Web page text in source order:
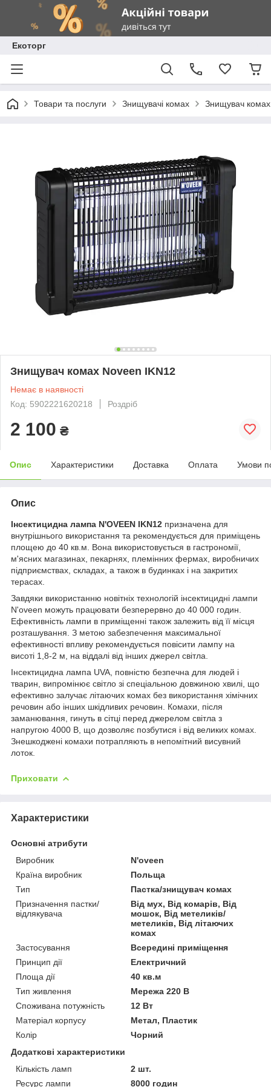
Екоторг
Товари та послуги Знищувачі комах Знищувач
Знищувач комах Noveen IKN12
Немає в наявності
Код: 5902221620218
Роздріб
2 100 ₴
Опис Характеристики Доставка Оплата Умови
Опис
Інсектицидна лампа N'OVEEN IKN12 призначена для
внутрішнього використання та рекомендується для приміщень
площею до 40 кв.м. Вона використовується в гастрономії,
м'ясних магазинах, пекарнях, племінних фермах, виробничих
підприємствах, складах, а також в будинках і на закритих
терасах.
Завдяки використанню новітніх технологій інсектицидні лампи
N'oveen можуть працювати безперервно до 40 000 годин.
Ефективність лампи в приміщенні також залежить від її місця
розташування. З метою забезпечення максимальної
ефективності впливу рекомендується повісити лампу на
висоті 1,8-2 м, на віддалі від інших джерел світла.
Інсектицидна лампа UVA, повністю безпечна для людей і
тварин, випромінює світло зі спеціальною довжиною хвилі, що
ефективно залучає літаючих комах без використання хімічних
речовин або інших шкідливих речовин. Комахи, після
заманювання, гинуть в сітці перед джерелом світла з
напругою 4000 В, що дозволяє позбутися і від великих комах.
Знешкоджені комахи потрапляють в непомітний висувний
лоток.
Приховати
Характеристики
Основні атрибути
Виробник
N'oveen
Країна виробник
Польща
Тип
Пастка/знищувач комах
Призначення пастки/
відлякувача
Від мух, Від комарів, Від
мошок, Від метеликів/
метеликів, Від літаючих
комах
Застосування
Всередині приміщення
Принцип дії
Електричний
Площа дії
40 кв.м
Тип живлення
Мережа 220 В
Споживана потужність
12 Вт
Матеріал корпусу
Метал, Пластик
Колір
Чорний
Додаткові характеристики
Кількість ламп
2 шт.
Ресурс лампи
8000 годин